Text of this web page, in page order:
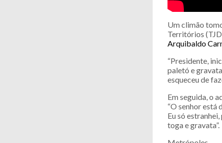
Um climão
Territórios
Arquibaldo
“Presidente,
paletó e
esqueceu de
Em seguida, o
“O senhor está
Eu só
toga e gravata”.